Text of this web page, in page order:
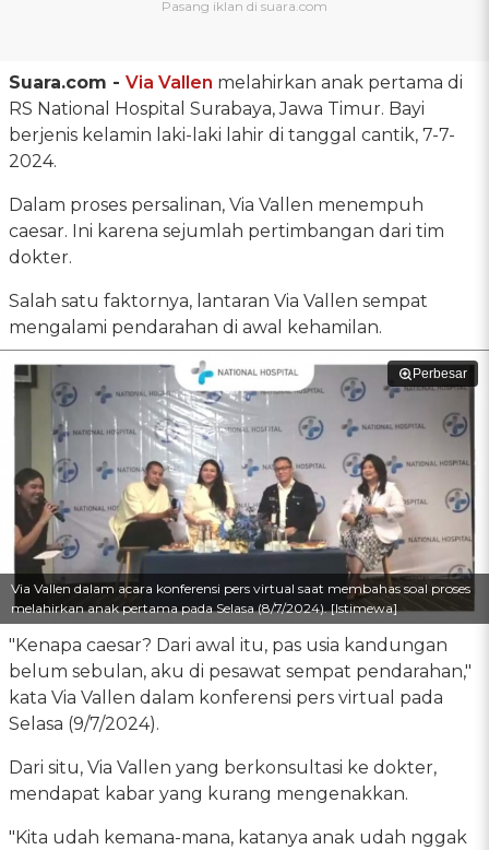
Suara.com - Via Vallen melahirkan anak pertama di
RS National Hospital Surabaya, Jawa Timur. Bayi
berjenis kelamin laki-laki lahir di tanggal cantik, 7-7-
2024.
Dalam proses persalinan, Via Vallen menempuh
caesar. Ini karena sejumlah pertimbangan dari tim
dokter.
Salah satu faktornya, lantaran Via Vallen sempat
mengalami pendarahan di awal kehamilan.
Perbesar
Via Vallen dalam acara konferensi pers virtual saat membahas soal proses
melahirkan anak pertama pada Selasa (8/7/2024). [Istimewa]
"Kenapa caesar? Dari awal itu, pas usia kandungan
belum sebulan, aku di pesawat sempat pendarahan,"
kata Via Vallen dalam konferensi pers virtual pada
Selasa (9/7/2024).
Dari situ, Via Vallen yang berkonsultasi ke dokter,
mendapat kabar yang kurang mengenakkan.
"Kita udah kemana-mana, katanya anak udah nggak